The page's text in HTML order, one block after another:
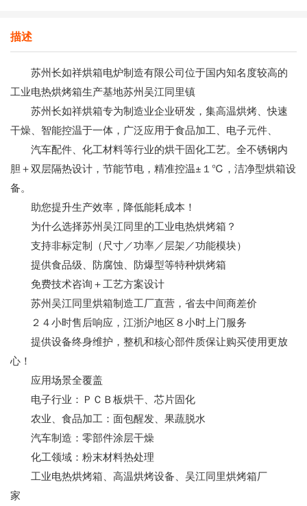
描述
苏州长如祥烘箱电炉制造有限公司位于国内知名度较高的
工业电热烘烤箱生产基地苏州吴江同里镇
苏州长如祥烘箱专为制造业企业研发，集高温烘烤、快速
干燥、智能控温于一体，广泛应用于食品加工、电子元件、
汽车配件、化工材料等行业的烘干固化工艺。全不锈钢内
胆＋双层隔热设计，节能节电，精准控温±１℃，洁净型烘箱设
备。
助您提升生产效率，降低能耗成本！
为什么选择苏州吴江同里的工业电热烘烤箱？
支持非标定制（尺寸／功率／层架／功能模块）
提供食品级、防腐蚀、防爆型等特种烘烤箱
免费技术咨询＋工艺方案设计
苏州吴江同里烘箱制造工厂直营，省去中间商差价
２４小时售后响应，江浙沪地区８小时上门服务
提供设备终身维护，整机和核心部件质保让购买使用更放
心！
应用场景全覆盖
电子行业：ＰＣＢ板烘干、芯片固化
农业、食品加工：面包醒发、果蔬脱水
汽车制造：零部件涂层干燥
化工领域：粉末材料热处理
工业电热烘烤箱、高温烘烤设备、吴江同里烘烤箱厂
家